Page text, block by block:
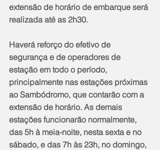
extensão de horário de embarque será
realizada até as 2h30.
Haverá reforço do efetivo de
segurança e de operadores de
estação em todo o período,
principalmente nas estações próximas
ao Sambódromo, que contarão com a
extensão de horário. As demais
estações funcionarão normalmente,
das 5h à meia-noite, nesta sexta e no
sábado, e das 7h às 23h, no domingo,